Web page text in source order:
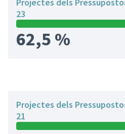
23
62,5 %
Projectes dels
21